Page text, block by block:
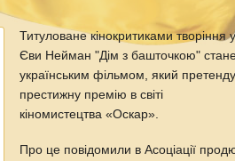
Титуловане кінокритиками творіння
Єви Нейман "Дім з башточкою"
українським фільмом, який
престижну премію в світі
кіномистецтва «Оскар».
Про це повідомили в Асоціації